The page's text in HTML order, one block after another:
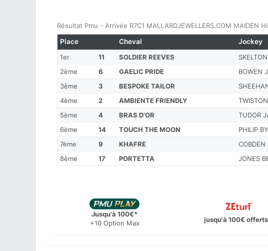
Résultat Pmu - Arrivée R7C1 MALLARDJEWELLERS.COM MAIDEN
1er 11 SOLDIER REEVES
2ème
6 GAELIC PRIDE BOWEN
3ème
3 BESPOKE TAILOR
4ème
2 AMBIENTE FRIENDLY
5ème
4 BRAS D'OR TUDOR
6ème
14 TOUCH THE MOON PHILIP
7ème
9 KHAFRE COBDEN
8ème
17 PORTETTA JONES
Place Cheval Jockey
Jusqu'à 100€*
+10 Option Max
jusqu'à 100€